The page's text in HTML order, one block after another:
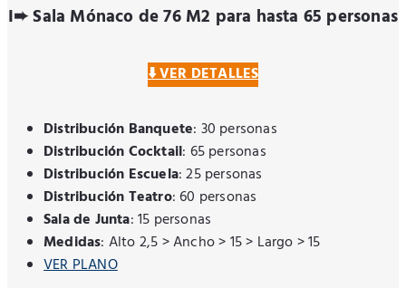
I➨ Sala Mónaco de 76 M2 para hasta 65 personas
⬇️ VER DETALLES
Distribución Banquete: 30 personas
Distribución Cocktail: 65 personas
Distribución Escuela: 25 personas
Distribución Teatro: 60 personas
Sala de Junta: 15 personas
Medidas: Alto 2,5 > Ancho > 15 > Largo > 15
VER PLANO